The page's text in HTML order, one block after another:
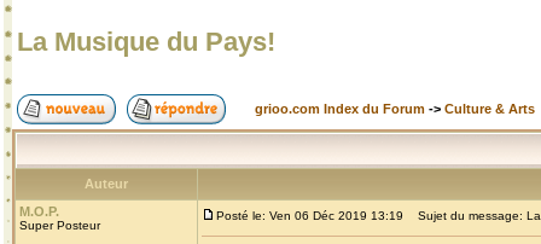
La Musique du Pays!
grioo.com Index du Forum -> Culture & Arts
Auteur
M.O.P.
Super Posteur
Posté le: Ven 06 Déc 2019 13:19 Sujet du message: